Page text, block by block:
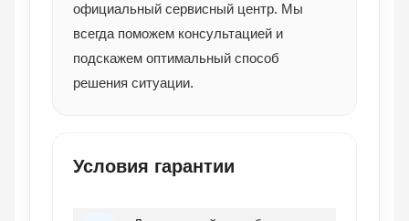
официальный сервисный центр. Мы
всегда поможем консультацией и
подскажем оптимальный способ
решения ситуации.
Условия гарантии